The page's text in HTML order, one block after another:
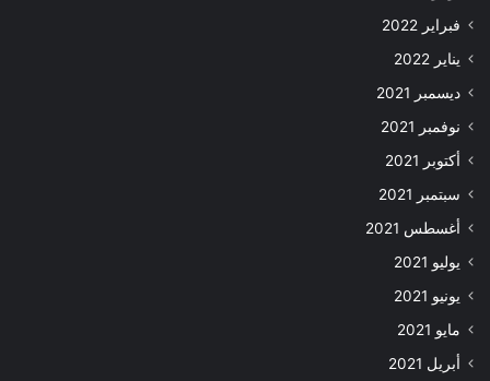
فبراير 2022
يناير 2022
ديسمبر 2021
نوفمبر 2021
أكتوبر 2021
سبتمبر 2021
أغسطس 2021
يوليو 2021
يونيو 2021
مايو 2021
أبريل 2021